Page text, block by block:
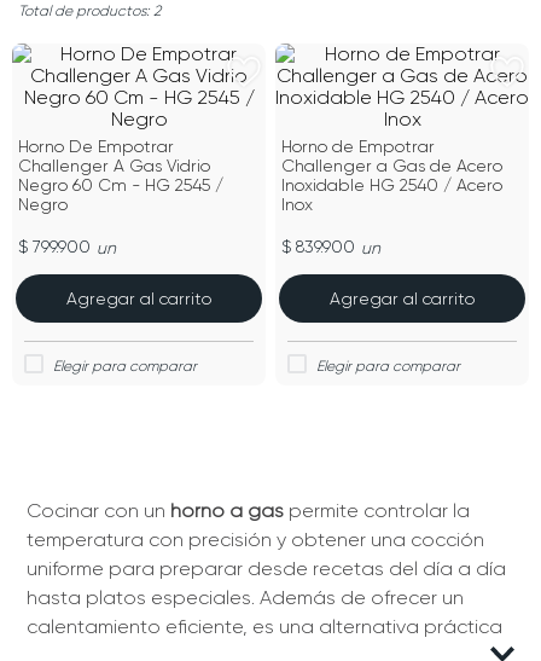
2
Horno De Empotrar
Challenger A Gas Vidrio
Negro 60 Cm - HG 2545 /
Negro
$ 799.900 un
Agregar al carrito
Horno de Empotrar
Challenger a Gas de Acero
Inoxidable HG 2540 / Acero
Inox
$ 839.900 un
Agregar al carrito
Cocinar con un horno a gas permite controlar la
temperatura con precisión y obtener una cocción
uniforme para preparar desde recetas del día a día
hasta platos especiales. Además de ofrecer un
calentamiento eficiente, es una alternativa práctica